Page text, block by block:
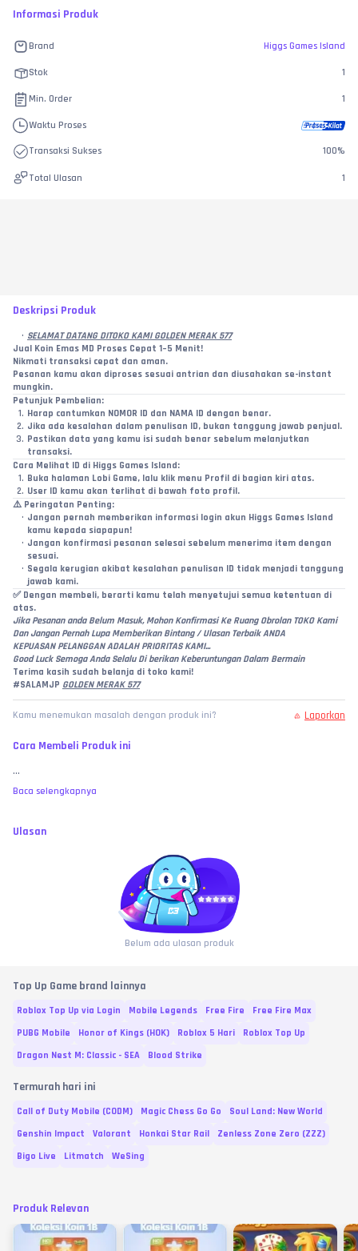
Informasi Produk
Brand Higgs Games Island
Stok 1
Min. Order 1
Waktu Proses
Transaksi Sukses 100%
Total Ulasan 1
Deskripsi Produk
SELAMAT DATANG DITOKO KAMI GOLDEN MERAK 577
Jual Koin Emas MD Proses Cepat 1–5 Menit!
Nikmati transaksi cepat dan aman.
Pesanan kamu akan diproses sesuai antrian dan diusahakan se-instant
mungkin.
Petunjuk Pembelian:
Harap cantumkan NOMOR ID dan NAMA ID dengan benar.
Jika ada kesalahan dalam penulisan ID, bukan tanggung jawab penjual.
Pastikan data yang kamu isi sudah benar sebelum melanjutkan
transaksi.
Cara Melihat ID di Higgs Games Island:
Buka halaman Lobi Game, lalu klik menu Profil di bagian kiri atas.
User ID kamu akan terlihat di bawah foto profil.
⚠️ Peringatan Penting:
Jangan pernah memberikan informasi login akun Higgs Games Island
kamu kepada siapapun!
Jangan konfirmasi pesanan selesai sebelum menerima item dengan
sesuai.
Segala kerugian akibat kesalahan penulisan ID tidak menjadi tanggung
jawab kami.
✅ Dengan membeli, berarti kamu telah menyetujui semua ketentuan di
atas.
Jika Pesanan anda Belum Masuk, Mohon Konfirmasi Ke Ruang Obrolan TOKO Kami
Dan Jangan Pernah Lupa Memberikan Bintang / Ulasan Terbaik ANDA
KEPUASAN PELANGGAN ADALAH PRIORITAS KAMI...
Good Luck Semoga Anda Selalu Di berikan Keberuntungan Dalam Bermain
Terima kasih sudah belanja di toko kami!
#SALAMJP GOLDEN MERAK 577
Kamu menemukan masalah dengan produk ini? Laporkan
Cara Membeli Produk ini
...
Baca selengkapnya
Ulasan
Belum ada ulasan produk
Top Up Game brand lainnya
Roblox Top Up via Login Mobile Legends Free Fire
Free Fire Max
PUBG Mobile
Honor of Kings (HOK) Roblox 5 Hari
Roblox Top Up
Dragon Nest M: Classic - SEA
Blood Strike
Termurah hari ini
Call of Duty Mobile (CODM) Magic Chess Go Go
Soul Land: New World
Genshin Impact
Valorant Honkai Star Rail
Zenless Zone Zero (ZZZ)
Bigo Live
Litmatch WeSing
Produk Relevan